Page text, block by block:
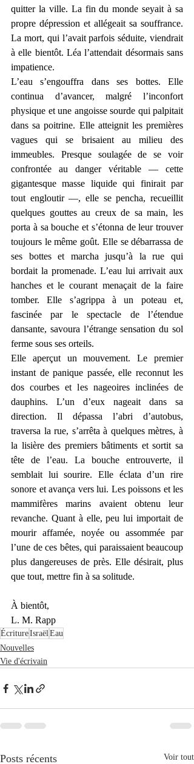
quitter la ville. La fin du monde seyait à sa
propre dépression et allégeait sa souffrance.
La mort, qui l’avait parfois séduite, viendrait
à elle bientôt. Léa l’attendait désormais sans
impatience.
L’eau s’engouffra dans ses bottes. Elle
continua d’avancer, malgré l’inconfort
physique et une angoisse sourde qui palpitait
dans sa poitrine. Elle atteignit les premières
vagues qui se brisaient au milieu des
immeubles. Presque soulagée de se voir
confrontée au danger véritable — cette
gigantesque masse liquide qui finirait par
tout engloutir —, elle se pencha, recueillit
quelques gouttes au creux de sa main, les
porta à sa bouche et s’étonna de leur trouver
toujours le même goût. Elle se débarrassa de
ses bottes et marcha jusqu’à la rue qui
bordait la promenade. L’eau lui arrivait aux
hanches et le courant menaçait de la faire
tomber. Elle s’agrippa à un poteau et,
fascinée par le spectacle de l’étendue
dansante, savoura l’étrange sensation du sol
ferme sous ses orteils.
Elle aperçut un mouvement. Le premier
instant de panique passée, elle reconnut les
dos courbes et les nageoires inclinées de
dauphins. L’un d’eux nageait dans sa
direction. Il dépassa l’abri d’autobus,
traversa la rue, s’arrêta à quelques mètres, à
la lisière des premiers bâtiments et sortit sa
tête de l’eau. La bouche entrouverte, il
semblait lui sourire. Elle éclata d’un rire
sonore et avança vers lui. Les poissons et les
mammifères marins avaient obtenu leur
revanche. Quant à elle, peu lui importait de
mourir affamée, noyée ou assommée par
l’une de ces bêtes, qui paraissaient beaucoup
plus dangereuses de près. Elle désirait, plus
que tout, mettre fin à sa solitude.
À bientôt,
L. M. Rapp
ÉcritureIsraëlEau
Nouvelles
Vie d'écrivain
Posts récents Voir tout